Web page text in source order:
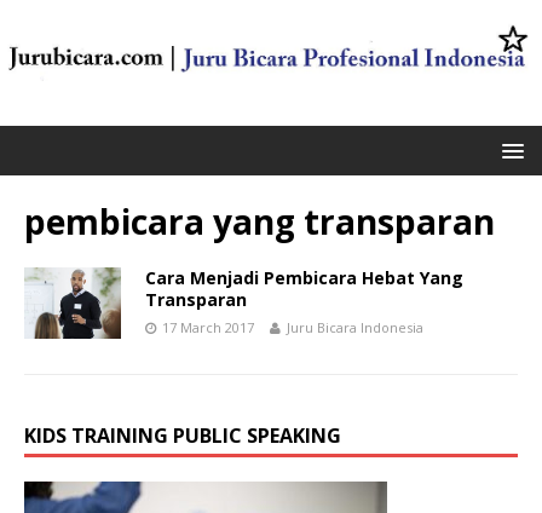
pembicara yang transparan
Cara Menjadi Pembicara Hebat Yang
Transparan
17 March 2017 Juru Bicara Indonesia
KIDS TRAINING PUBLIC SPEAKING